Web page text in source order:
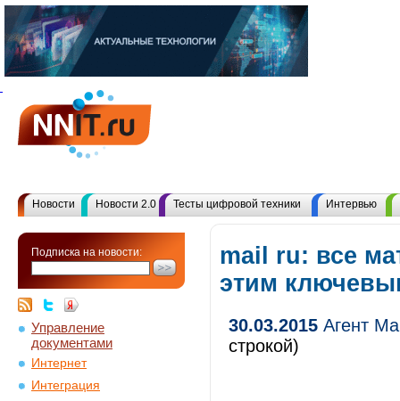
Новости Новости 2.0 Тесты цифровой техники Интервью
Подписка на новости:
Управление
документами
Интернет
Интеграция
mail ru: все
этим
30.03.2015 Агент
строкой)